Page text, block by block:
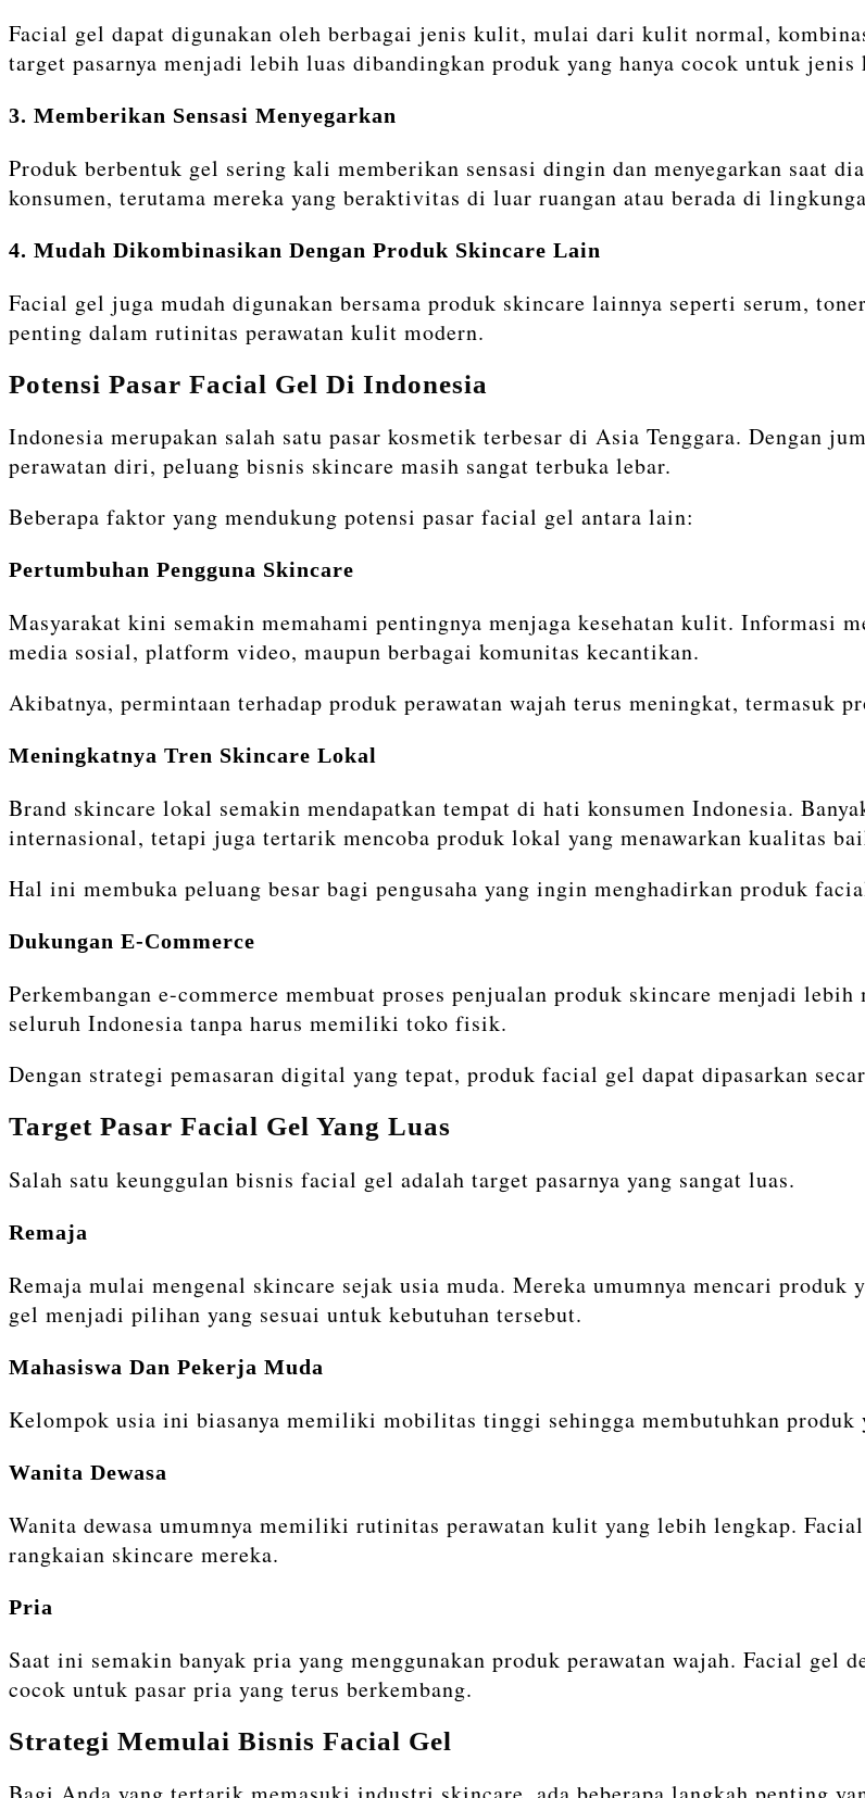
Facial gel dapat digunakan oleh berbagai jenis kulit, mulai dari kulit normal,
target pasarnya menjadi lebih luas dibandingkan produk yang hanya cocok untuk
3. Memberikan Sensasi Menyegarkan
Produk berbentuk gel sering kali memberikan sensasi dingin dan menyegarkan saat
konsumen, terutama mereka yang beraktivitas di luar ruangan atau berada di
4. Mudah Dikombinasikan Dengan Produk Skincare Lain
Facial gel juga mudah digunakan bersama produk skincare lainnya seperti serum,
penting dalam rutinitas perawatan kulit modern.
Potensi Pasar Facial Gel Di Indonesia
Indonesia merupakan salah satu pasar kosmetik terbesar di Asia Tenggara. Dengan
perawatan diri, peluang bisnis skincare masih sangat terbuka lebar.
Beberapa faktor yang mendukung potensi pasar facial gel antara lain:
Pertumbuhan Pengguna Skincare
Masyarakat kini semakin memahami pentingnya menjaga kesehatan kulit. Informasi
media sosial, platform video, maupun berbagai komunitas kecantikan.
Akibatnya, permintaan terhadap produk perawatan wajah terus meningkat, termasuk
Meningkatnya Tren Skincare Lokal
Brand skincare lokal semakin mendapatkan tempat di hati konsumen Indonesia.
internasional, tetapi juga tertarik mencoba produk lokal yang menawarkan kualitas
Hal ini membuka peluang besar bagi pengusaha yang ingin menghadirkan produk
Dukungan E-Commerce
Perkembangan e-commerce membuat proses penjualan produk skincare menjadi
seluruh Indonesia tanpa harus memiliki toko fisik.
Dengan strategi pemasaran digital yang tepat, produk facial gel dapat dipasarkan
Target Pasar Facial Gel Yang Luas
Salah satu keunggulan bisnis facial gel adalah target pasarnya yang sangat luas.
Remaja
Remaja mulai mengenal skincare sejak usia muda. Mereka umumnya mencari
gel menjadi pilihan yang sesuai untuk kebutuhan tersebut.
Mahasiswa Dan Pekerja Muda
Kelompok usia ini biasanya memiliki mobilitas tinggi sehingga membutuhkan produk
Wanita Dewasa
Wanita dewasa umumnya memiliki rutinitas perawatan kulit yang lebih lengkap.
rangkaian skincare mereka.
Pria
Saat ini semakin banyak pria yang menggunakan produk perawatan wajah. Facial gel
cocok untuk pasar pria yang terus berkembang.
Strategi Memulai Bisnis Facial Gel